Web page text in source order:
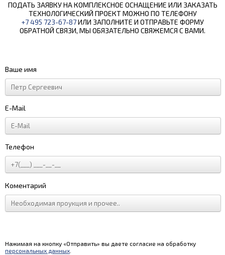
ПОДАТЬ ЗАЯВКУ НА КОМПЛЕКСНОЕ ОСНАЩЕНИЕ ИЛИ ЗАКАЗАТЬ
ТЕХНОЛОГИЧЕСКИЙ ПРОЕКТ МОЖНО ПО ТЕЛЕФОНУ
+7 495 723-67-87ИЛИ ЗАПОЛНИТЕ И ОТПРАВЬТЕ ФОРМУ
ОБРАТНОЙ СВЯЗИ, МЫ ОБЯЗАТЕЛЬНО СВЯЖЕМСЯ С ВАМИ.
Ваше имя
E-Mail
Телефон
Коментарий
Нажимая на кнопку «Отправить» вы даете согласие на обработку
персональных данных